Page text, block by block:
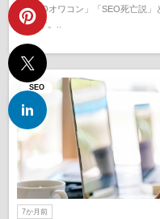
「SEOオワコン」「SEO死亡説
います。..
SEO
7か月前